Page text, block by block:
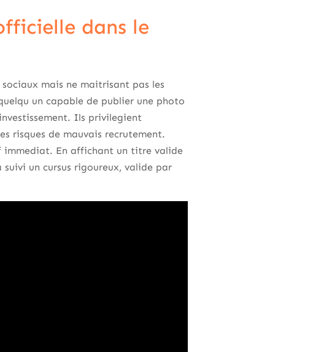
dans le
mais ne maitrisant pas les
un capable de publier une photo
Ils privilegient
risques de mauvais recrutement.
immediat. En affichant un titre valide
un cursus rigoureux, valide par